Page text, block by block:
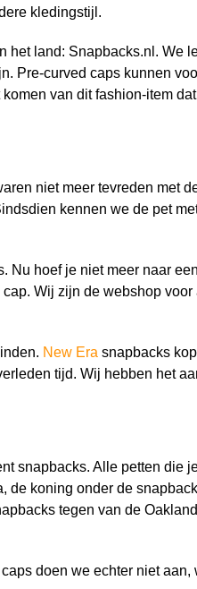
kledingstijl.
het land: Snapbacks.nl. We
Pre-curved caps kunnen
van dit fashion-item
niet meer tevreden met
kennen we de pet
Nu hoef je niet meer naar
Wij zijn de webshop
New Era snapbacks
tijd. Wij hebben het
snapbacks. Alle petten die
de koning onder de
tegen van de
doen we echter niet aan,